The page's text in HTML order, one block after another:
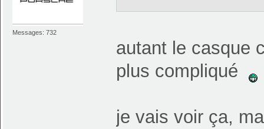
Messages: 732
autant le casque
plus compliqué
je vais voir ça,